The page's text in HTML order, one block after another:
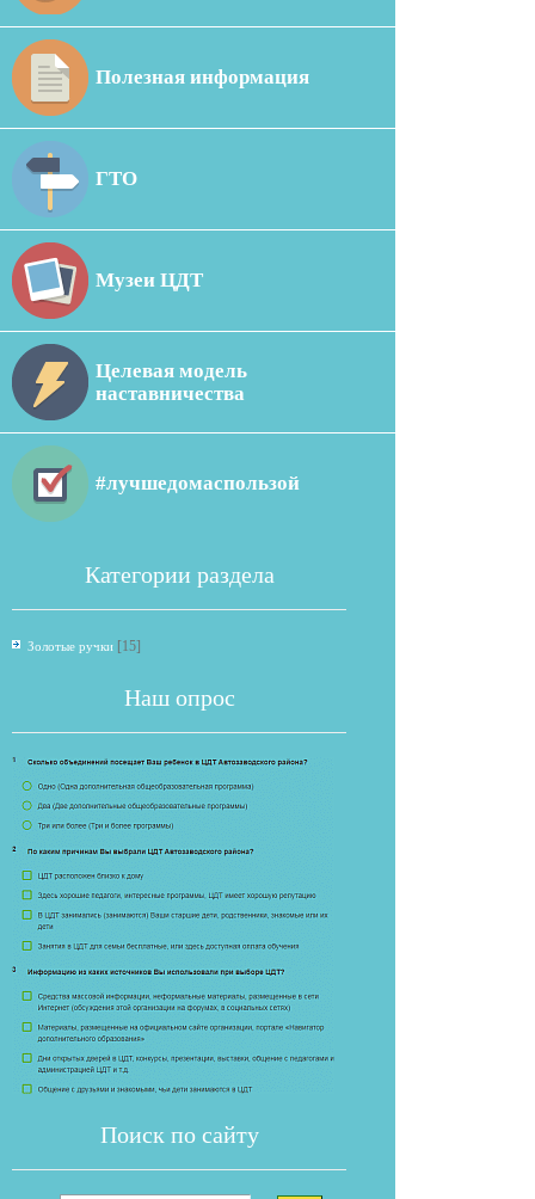
Полезная информация
ГТО
Музеи ЦДТ
Целевая модель
наставничества
#лучшедомаспользой
Категории раздела
Золотые ручки [15]
Наш опрос
Поиск по сайту